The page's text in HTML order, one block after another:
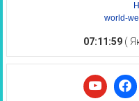
world-
07:12:00 (